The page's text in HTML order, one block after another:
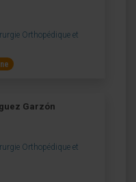
Orthopédique et
Garzón
Orthopédique et